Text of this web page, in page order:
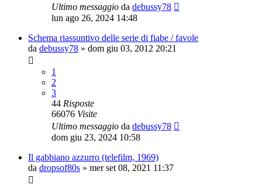
Ultimo messaggio da debussy78
lun ago 26, 2024 14:48
Schema riassuntivo delle serie di fiabe / favole
da debussy78 » dom giu 03, 2012 20:21
1
2
3
44 Risposte
66076 Visite
Ultimo messaggio da debussy78
dom giu 23, 2024 10:58
Il gabbiano azzurro (telefilm, 1969)
da dropsof80s » mer set 08, 2021 11:37